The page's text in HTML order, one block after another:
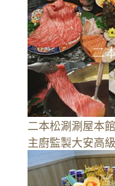
二本松涮涮屋本
主廚監製大安高